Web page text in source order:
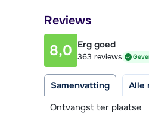
Reviews
8,0 Erg goed
363 reviews
Samenvatting
Alle
Ontvangst ter plaatse